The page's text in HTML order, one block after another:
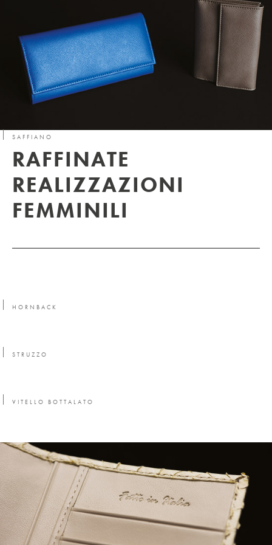
SAFFIANO
RAFFINATE
REALIZZAZIONI
FEMMINILI
HORNBACK
STRUZZO
VITELLO BOTTALATO